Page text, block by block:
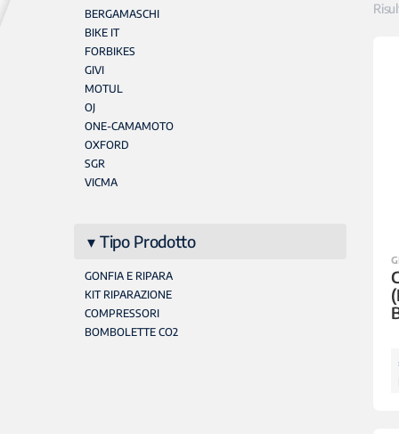
BERGAMASCHI
BIKE IT
FORBIKES
GIVI
MOTUL
OJ
ONE-CAMAMOTO
OXFORD
SGR
VICMA
Tipo Prodotto
GONFIA E RIPARA
KIT RIPARAZIONE
COMPRESSORI
BOMBOLETTE CO2